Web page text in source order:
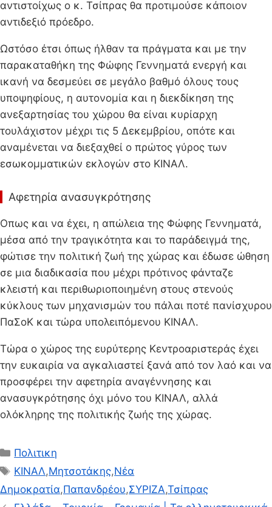
αντιστοίχως ο κ. Τσίπρας θα προτιμούσε κάποιον
αντιδεξιό πρόεδρο.
Ωστόσο έτσι όπως ήλθαν τα πράγματα και με την
παρακαταθήκη της Φώφης Γεννηματά ενεργή και
ικανή να δεσμεύει σε μεγάλο βαθμό όλους τους
υποψηφίους, η αυτονομία και η διεκδίκηση της
ανεξαρτησίας του χώρου θα είναι κυρίαρχη
τουλάχιστον μέχρι τις 5 Δεκεμβρίου, οπότε και
αναμένεται να διεξαχθεί ο πρώτος γύρος των
εσωκομματικών εκλογών στο ΚΙΝΑΛ.
Αφετηρία ανασυγκρότησης
Οπως και να έχει, η απώλεια της Φώφης Γεννηματά,
μέσα από την τραγικότητα και το παράδειγμά της,
φώτισε την πολιτική ζωή της χώρας και έδωσε ώθηση
σε μια διαδικασία που μέχρι πρότινος φάνταζε
κλειστή και περιθωριοποιημένη στους στενούς
κύκλους των μηχανισμών του πάλαι ποτέ πανίσχυρου
ΠαΣοΚ και τώρα υπολειπόμενου ΚΙΝΑΛ.
Τώρα ο χώρος της ευρύτερης Κεντροαριστεράς έχει
την ευκαιρία να αγκαλιαστεί ξανά από τον λαό και να
προσφέρει την αφετηρία αναγέννησης και
ανασυγκρότησης όχι μόνο του ΚΙΝΑΛ, αλλά
ολόκληρης της πολιτικής ζωής της χώρας.
Κατηγορίες
Πολιτικη
Ετικέτες
ΚΙΝΑΛ,Μητσοτάκης,Νέα
Δημοκρατία,Παπανδρέου,ΣΥΡΙΖΑ,Τσίπρας